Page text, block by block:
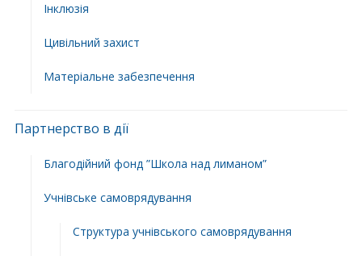
Інклюзія
Цивільний захист
Матеріальне забезпечення
Партнерство в дії
Благодійний фонд ”Школа над лиманом”
Учнівське самоврядування
Структура учнiвського самоврядування